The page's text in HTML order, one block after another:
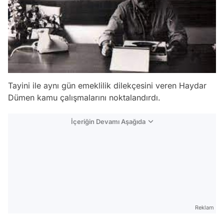
Tayini ile aynı gün emeklilik dilekçesini veren Haydar
Dümen kamu çalışmalarını noktalandırdı.
İçeriğin Devamı Aşağıda
Reklam